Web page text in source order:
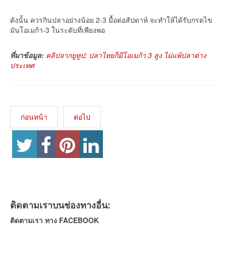
ดังนั้น ควรกินปลาอย่างน้อย 2-3 มื้อต่อสัปดาห์ จะทำให้ได้รับกรดไข
มันโอเมก้า-3 ในระดับที่เพียงพอ
ที่มาข้อมูล: คลิปจากยูทูป: ปลาไทยก็มีโอเมก้า 3 สูง ไม่แพ้ปลาต่าง
ประเทศ
ก่อนหน้า ต่อไป
ติดตามเราบนช่องทางอื่น:
ติดตามเรา ทาง FACEBOOK